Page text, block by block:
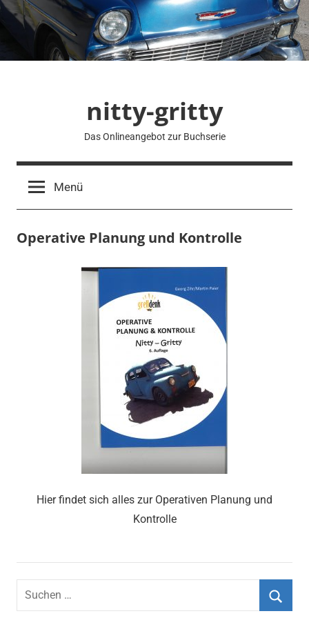
Zum
Inhalt
nitty-gritty
Das Onlineangebot zur Buchserie
Menü
Operative Planung und Kontrolle
Hier findet sich alles zur Operativen Planung und
Kontrolle
Suchen